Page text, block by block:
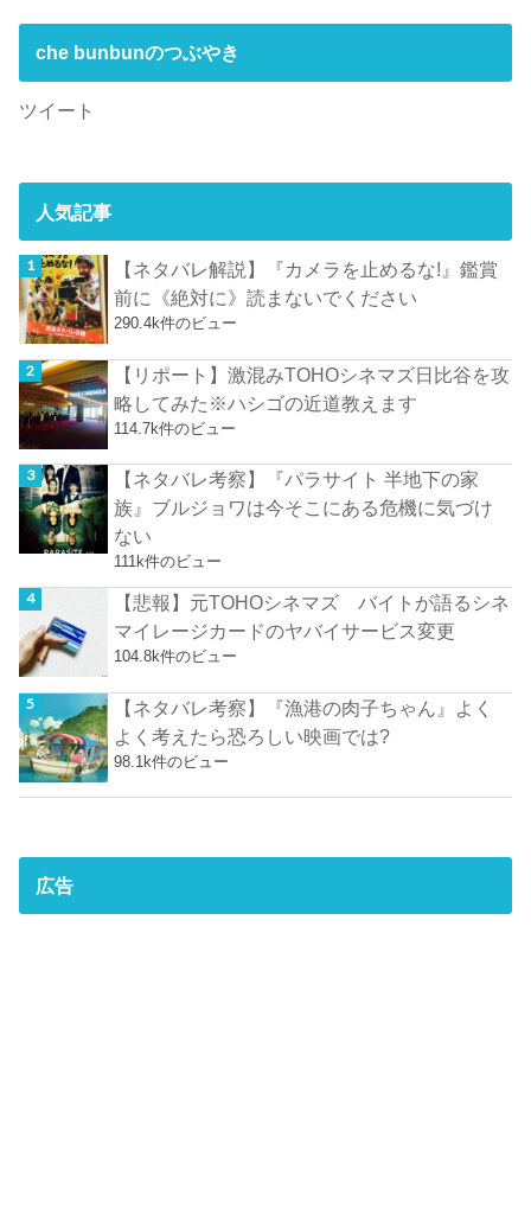
che bunbunのつぶやき
ツイート
人気記事
【ネタバレ解説】『カメラを止めるな!』鑑賞
前に《絶対に》読まないでください
290.4k件のビュー
【リポート】激混みTOHOシネマズ日比谷を攻
略してみた※ハシゴの近道教えます
114.7k件のビュー
【ネタバレ考察】『パラサイト 半地下の家
族』ブルジョワは今そこにある危機に気づけ
ない
111k件のビュー
【悲報】元TOHOシネマズ バイトが語るシネ
マイレージカードのヤバイサービス変更
104.8k件のビュー
【ネタバレ考察】『漁港の肉子ちゃん』よく
よく考えたら恐ろしい映画では?
98.1k件のビュー
広告